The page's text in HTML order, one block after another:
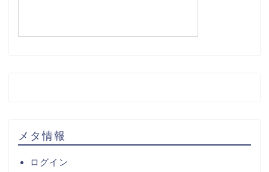
メタ情報
ログイン